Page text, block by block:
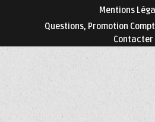
Mentions
Questions, Promotion
Contacter